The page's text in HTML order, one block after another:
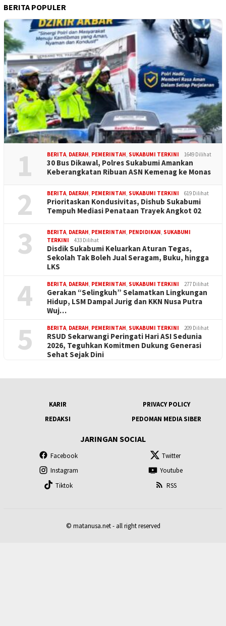
BERITA POPULER
1 BERITA, DAERAH, PEMERINTAH, SUKABUMI TERKINI 1649 Dilihat
30 Bus Dikawal, Polres Sukabumi Amankan
Keberangkatan Ribuan ASN Kemenag ke Monas
2 BERITA, DAERAH, PEMERINTAH, SUKABUMI TERKINI 619 Dilihat
Prioritaskan Kondusivitas, Dishub Sukabumi
Tempuh Mediasi Penataan Trayek Angkot 02
3 BERITA, DAERAH, PEMERINTAH, PENDIDIKAN, SUKABUMI
TERKINI
433 Dilihat
Disdik Sukabumi Keluarkan Aturan Tegas,
Sekolah Tak Boleh Jual Seragam, Buku, hingga
LKS
4 BERITA, DAERAH, PEMERINTAH, SUKABUMI TERKINI 277 Dilihat
Gerakan “Selingkuh” Selamatkan Lingkungan
Hidup, LSM Dampal Jurig dan KKN Nusa Putra
Wuj…
5 BERITA, DAERAH, PEMERINTAH, SUKABUMI TERKINI 209 Dilihat
RSUD Sekarwangi Peringati Hari ASI Sedunia
2026, Teguhkan Komitmen Dukung Generasi
Sehat Sejak Dini
KARIR
PRIVACY POLICY
REDAKSI
PEDOMAN MEDIA SIBER
JARINGAN SOCIAL
Facebook
Twitter
Instagram
Youtube
Tiktok
RSS
© matanusa.net - all right reserved